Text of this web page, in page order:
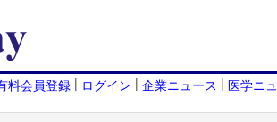
料会員登録 | ログイン | 企業ニュース | 医学ニ